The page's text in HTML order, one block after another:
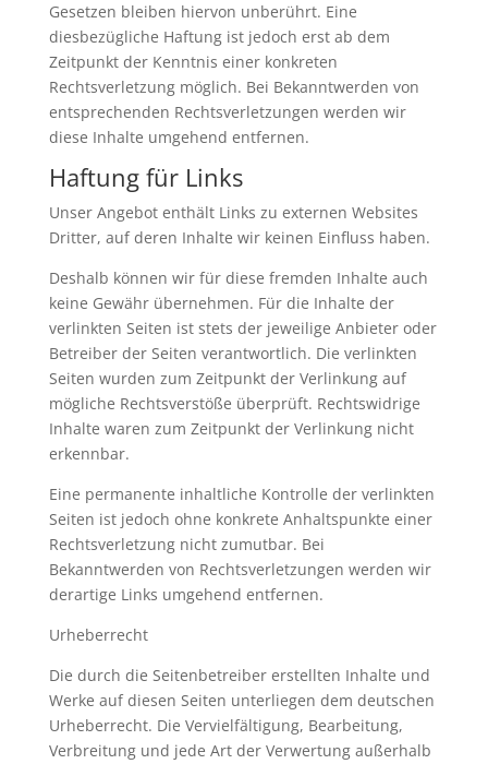
Gesetzen bleiben hiervon unberührt. Eine
diesbezügliche Haftung ist jedoch erst ab dem
Zeitpunkt der Kenntnis einer konkreten
Rechtsverletzung möglich. Bei Bekanntwerden von
entsprechenden Rechtsverletzungen werden wir
diese Inhalte umgehend entfernen.
Haftung für Links
Unser Angebot enthält Links zu externen Websites
Dritter, auf deren Inhalte wir keinen Einfluss haben.
Deshalb können wir für diese fremden Inhalte auch
keine Gewähr übernehmen. Für die Inhalte der
verlinkten Seiten ist stets der jeweilige Anbieter oder
Betreiber der Seiten verantwortlich. Die verlinkten
Seiten wurden zum Zeitpunkt der Verlinkung auf
mögliche Rechtsverstöße überprüft. Rechtswidrige
Inhalte waren zum Zeitpunkt der Verlinkung nicht
erkennbar.
Eine permanente inhaltliche Kontrolle der verlinkten
Seiten ist jedoch ohne konkrete Anhaltspunkte einer
Rechtsverletzung nicht zumutbar. Bei
Bekanntwerden von Rechtsverletzungen werden wir
derartige Links umgehend entfernen.
Urheberrecht
Die durch die Seitenbetreiber erstellten Inhalte und
Werke auf diesen Seiten unterliegen dem deutschen
Urheberrecht. Die Vervielfältigung, Bearbeitung,
Verbreitung und jede Art der Verwertung außerhalb